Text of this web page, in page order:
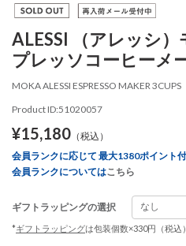
ALESSI （アレッシ
プレッソコーヒーメ
MOKA ALESSI ESPRESSO MAKER 3CUPS
Product ID:51020057
¥15,180 （税込）
会員ランクに応じて 最大1380ポイント
会員ランクについてはこちら
ギフトラッピングの選択
*ギフトラッピングは包装個数×330円（税込